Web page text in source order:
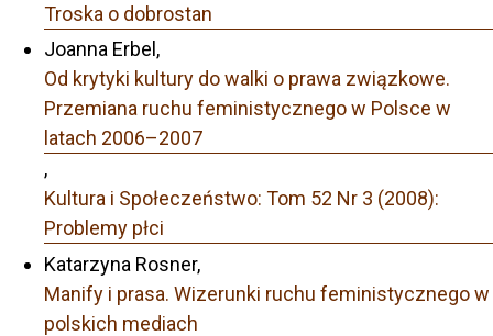
Troska o dobrostan
Joanna Erbel,
Od krytyki kultury do walki o prawa związkowe.
Przemiana ruchu feministycznego w Polsce w
latach 2006–2007
,
Kultura i Społeczeństwo: Tom 52 Nr 3 (2008):
Problemy płci
Katarzyna Rosner,
Manify i prasa. Wizerunki ruchu feministycznego w
polskich mediach